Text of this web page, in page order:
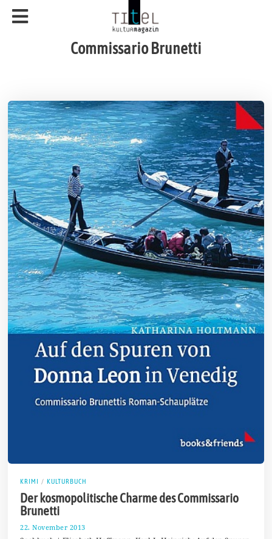
Commissario Brunetti
KRIMI / KULTURBUCH
Der kosmopolitische Charme des Commissario
Brunetti
22. November 2013
0